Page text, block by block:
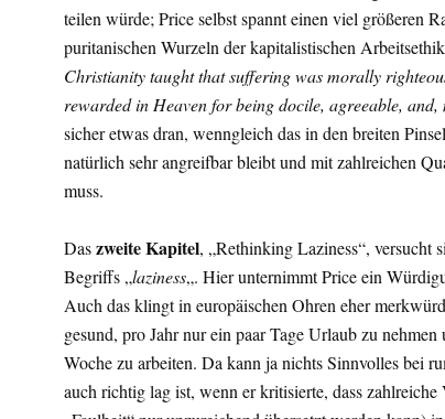
teilen würde; Price selbst spannt einen viel größeren
puritanischen Wurzeln der kapitalistischen
Christianity taught that suffering was morally
rewarded in Heaven for being docile, agreeable,
sicher etwas dran, wenngleich das in den breiten
natürlich sehr angreifbar bleibt und mit zahlreichen
muss.
Daszweite Kapitel, „Rethinking Laziness“, versucht
Begriffs „laziness„. Hier unternimmt Price ein
Auch das klingt in europäischen Ohren eher
gesund, pro Jahr nur ein paar Tage Urlaub zu
Woche zu arbeiten. Da kann ja nichts Sinnvolles bei
auch richtig lag ist, wenn er kritisierte, dass zahlreiche